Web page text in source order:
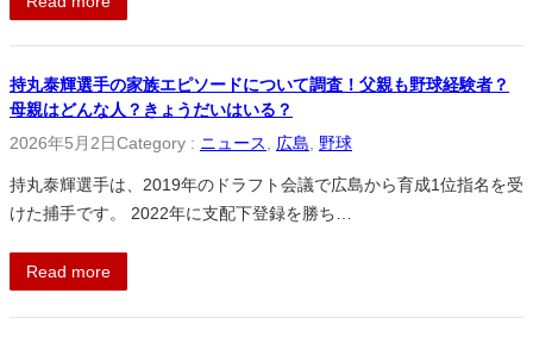
持丸泰輝選手の家族エピソードについて調査！父親も野球経験者？
母親はどんな人？きょうだいはいる？
2026年5月2日Category : ニュース 広島 野球
持丸泰輝選手は、2019年のドラフト会議で広島から育成1位指名を受
けた捕手です。 2022年に支配下登録を勝ち…
Read more